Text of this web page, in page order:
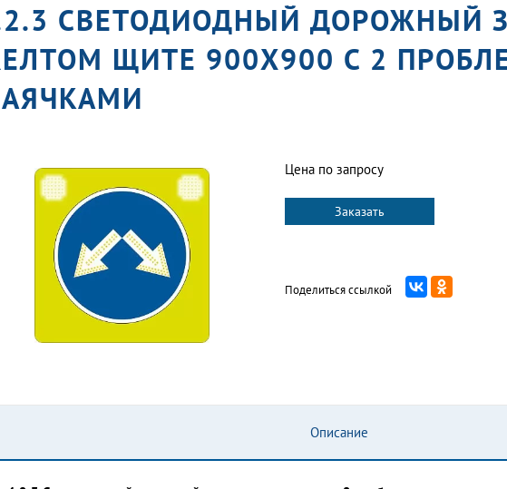
СВЕТОДИОДНЫЙ ДОРОЖНЫЙ
ЩИТЕ 900X900 С 2
Цена по запросу
Заказать
Поделиться ссылкой
Описание